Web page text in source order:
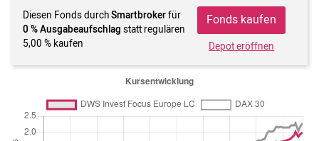
Diesen Fonds durchSmartbrokerfür
0 % Ausgabeaufschlag statt regulären
5,00 % kaufen
Fonds kaufen
Depot eröffnen